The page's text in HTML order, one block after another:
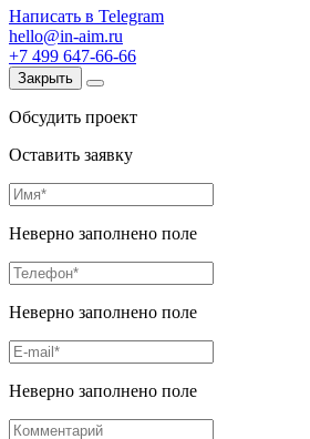
Написать в Telegram
hello@in-aim.ru
+7 499 647-66-66
Закрыть
Обсудить проект
Оставить заявку
Неверно заполнено поле
Неверно заполнено поле
Неверно заполнено поле